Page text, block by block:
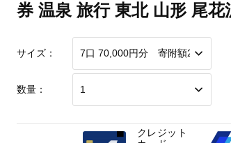
券 温泉 旅行 東北 山形 尾
サイズ：
数量：
クレジット